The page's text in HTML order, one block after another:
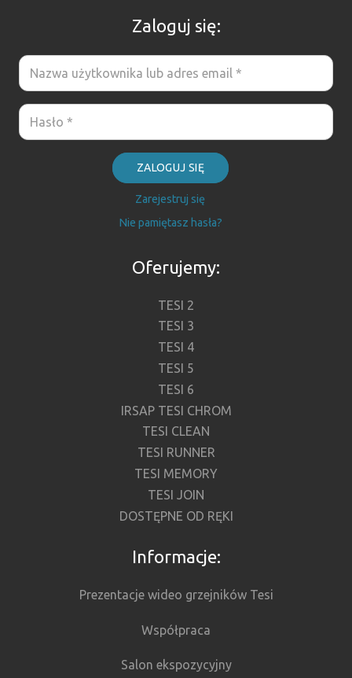
Zaloguj się:
ZALOGUJ SIĘ
Zarejestruj się
Nie pamiętasz hasła?
Oferujemy:
TESI 2
TESI 3
TESI 4
TESI 5
TESI 6
IRSAP TESI CHROM
TESI CLEAN
TESI RUNNER
TESI MEMORY
TESI JOIN
DOSTĘPNE OD RĘKI
Informacje:
Prezentacje wideo grzejników Tesi
Współpraca
Salon ekspozycyjny